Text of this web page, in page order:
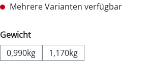
Mehrere Varianten verfügbar
Gewichtauswählen
0,990kg
1,170kg